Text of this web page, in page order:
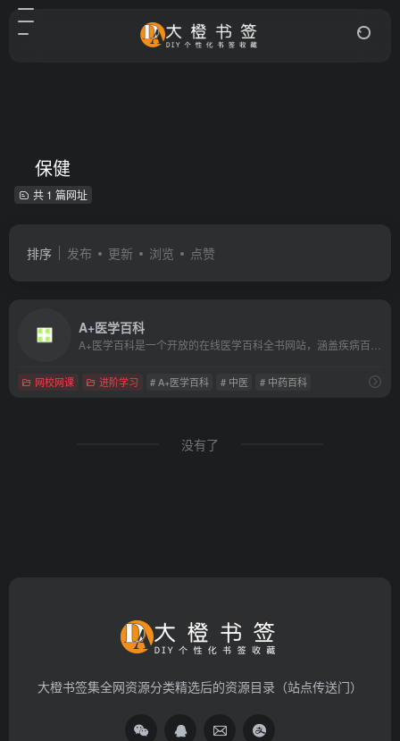
保健
共 1 篇网址
排序 发布 更新 浏览 点赞
A+医学百科
网校网课 进阶学习 # A+医学百科 # 中医 # 中药百科
没有了
大橙书签集全网资源分类精选后的资源目录（站点传送门）